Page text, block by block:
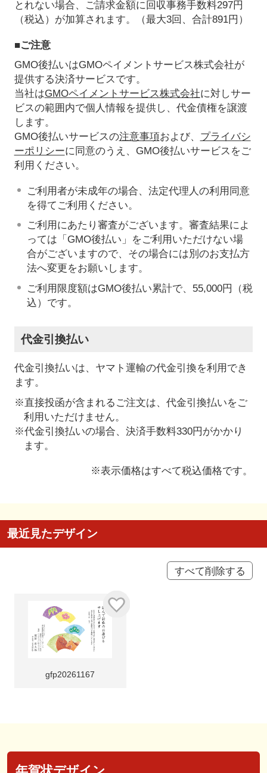
とれない場合、ご請求金額に回収事務手数料297円
（税込）が加算されます。（最大3回、合計891円）
■ご注意
GMO後払いはGMOペイメントサービス株式会社が
提供する決済サービスです。
当社はGMOペイメントサービス株式会社に対しサー
ビスの範囲内で個人情報を提供し、代金債権を譲渡
します。
GMO後払いサービスの注意事項および、 プライバシ
ーポリシーに同意のうえ、GMO後払いサービスをご
利用ください。
ご利用者が未成年の場合、法定代理人の利用同意
を得てご利用ください。
ご利用にあたり審査がございます。審査結果によ
っては「GMO後払い」をご利用いただけない場
合がございますので、その場合には別のお支払方
法へ変更をお願いします。
ご利用限度額はGMO後払い累計で、55,000円（税
込）です。
代金引換払い
代金引換払いは、ヤマト運輸の代金引換を利用でき
ます。
※直接投函が含まれるご注文は、代金引換払いをご
利用いただけません。
※代金引換払いの場合、決済手数料330円がかかり
ます。
※表示価格はすべて税込価格です。
最近見たデザイン
すべて削除する
gfp20261167
年賀状デザイン